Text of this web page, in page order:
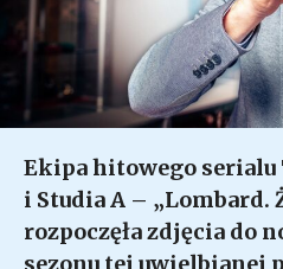
Ekipa hitowego serialu
i Studia A – „Lombard.
rozpoczęła zdjęcia do